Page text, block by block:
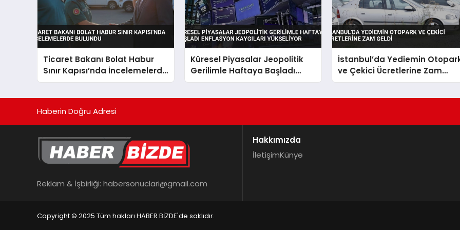
Ticaret Bakanı Bolat Habur
Sınır Kapısı’nda İncelemelerde
Bulundu
Küresel Piyasalar Jeopolitik
Gerilimle Haftaya Başladı
Enflasyon Kaygıları Yükseliyor
İstanbul’da Yediemin
ve Çekici Ücretlerine Zam
Geldi
Haberin Doğru Adresi
Reklam & İşbirliği: habersonuclari@gmail.com
Hakkımızda
İletişimKünye
Copyright © 2025 Tüm hakları HABER BİZDE'de saklıdır.